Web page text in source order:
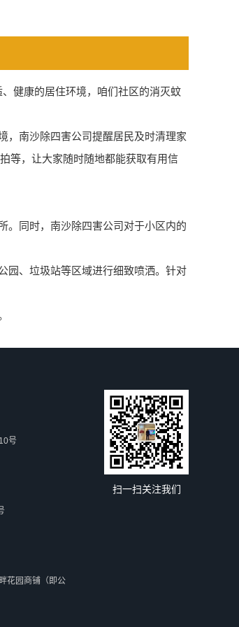
健康的居住环境，咱们社区的消灭蚊
，南沙除四害公司提醒居民及时清理家
等，让大家随时随地都能获取有用信
。同时，南沙除四害公司对于小区内的
园、垃圾站等区域进行细致喷洒。针对
号
花园商铺（即公
扫一扫关注我们